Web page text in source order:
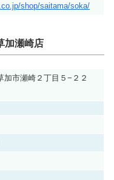
shop/saitama/soka/
加瀬崎店
加市瀬崎２丁目５−２２